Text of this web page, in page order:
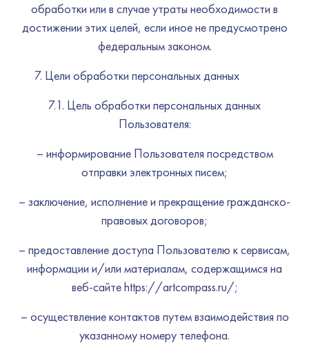
обработки или в случае утраты необходимости в
достижении этих целей, если иное не предусмотрено
федеральным законом.
Цели обработки персональных данных
7.1. Цель обработки персональных данных
Пользователя:
– информирование Пользователя посредством
отправки электронных писем;
– заключение, исполнение и прекращение гражданско-
правовых договоров;
– предоставление доступа Пользователю к сервисам,
информации и/или материалам, содержащимся на
веб-сайте https://artcompass.ru/;
– осуществление контактов путем взаимодействия по
указанному номеру телефона.